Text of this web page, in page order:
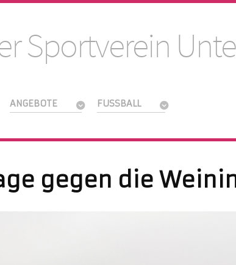
Sportverein
ANGEBOTE FUSSBALL
gegen die